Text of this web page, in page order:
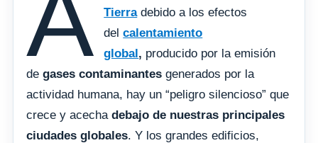
Tierradebido a los efectos
delcalentamiento
global, producido por la emisión
de gases contaminantes generados por la
actividad humana, hay un “peligro silencioso” que
crece y acechadebajo de nuestras principales
ciudades globales. Y los grandes edificios,